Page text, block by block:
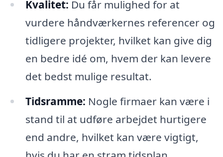
Kvalitet: Du får mulighed for at
vurdere håndværkernes referencer og
tidligere projekter, hvilket kan give dig
en bedre idé om, hvem der kan levere
det bedst mulige resultat.
Tidsramme: Nogle firmaer kan være i
stand til at udføre arbejdet hurtigere
end andre, hvilket kan være vigtigt,